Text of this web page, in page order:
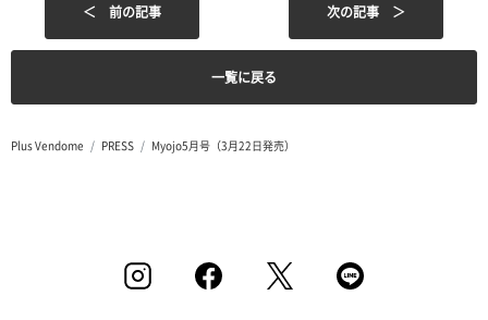
＜ 前の記事 次の記事 ＞
一覧に戻る
Plus Vendome PRESS Myojo5月号（3月22日発売）